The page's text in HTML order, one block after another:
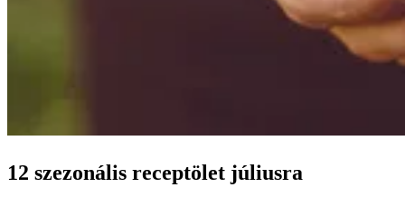
12 szezonális receptölet júliusra